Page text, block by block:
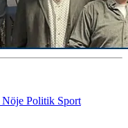
Nöje Politik Sport